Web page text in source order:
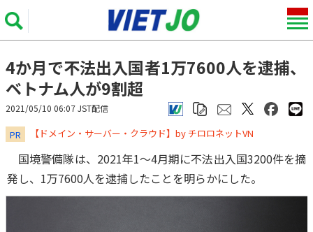
4か月で不法出入国者1万7600人を逮捕、
ベトナム人が9割超
2021/05/10 06:07 JST配信
PR ​​​​​​​【ドメイン・サーバー・クラウド】by チロロネットVN
国境警備隊は、2021年1～4月期に不法出入国3200件を摘
発し、1万7600人を逮捕したことを明らかにした。